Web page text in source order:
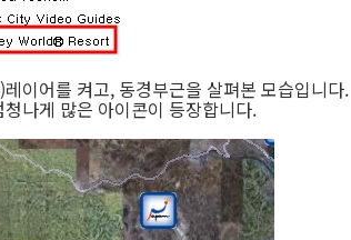
이어를 켜고, 동경부근을 살펴본 모습입니다.
나게 많은 아이콘이 등장합니다.